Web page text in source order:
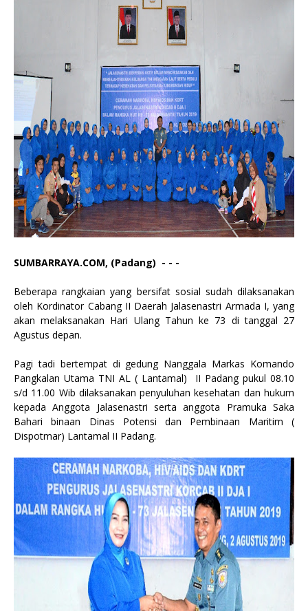
SUMBARRAYA.COM, (Padang) - - -
Beberapa rangkaian yang bersifat sosial sudah dilaksanakan
oleh Kordinator Cabang II Daerah Jalasenastri Armada I, yang
akan melaksanakan Hari Ulang Tahun ke 73 di tanggal 27
Agustus depan.
Pagi tadi bertempat di gedung Nanggala Markas Komando
Pangkalan Utama TNI AL ( Lantamal) II Padang pukul 08.10
s/d 11.00 Wib dilaksanakan penyuluhan kesehatan dan hukum
kepada Anggota Jalasenastri serta anggota Pramuka Saka
Bahari binaan Dinas Potensi dan Pembinaan Maritim (
Dispotmar) Lantamal II Padang.